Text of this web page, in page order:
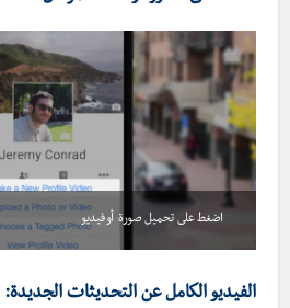
اضغط على تحميل صورة أو فيديو
الفيديو الكامل عن التحديثات الجديدة: